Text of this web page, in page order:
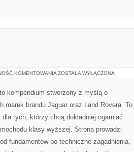
KOMENTOWANIA RYNEK
ZOSTAŁA WYŁĄCZONA
kompendium stworzony z myślą o
marek brandu Jaguar oraz Land Rovera. To
dla tych, którzy chcą dokładniej ogarniać
klasy wyższej. Strona prowadzi
fundamentów po techniczne zagadnienia,